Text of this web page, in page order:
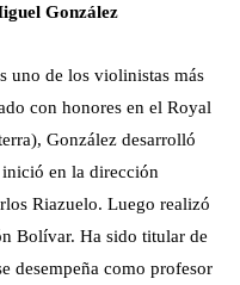
González
uno de los violinistas más
con honores en el Royal
González desarrolló
inició en la dirección
Riazuelo. Luego realizó
Bolívar. Ha sido titular de
desempeña como profesor